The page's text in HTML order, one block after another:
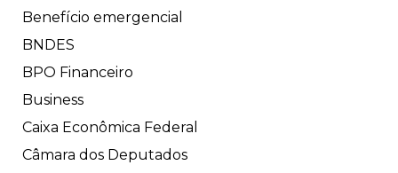
Benefício emergencial
BNDES
BPO Financeiro
Business
Caixa Econômica Federal
Câmara dos Deputados